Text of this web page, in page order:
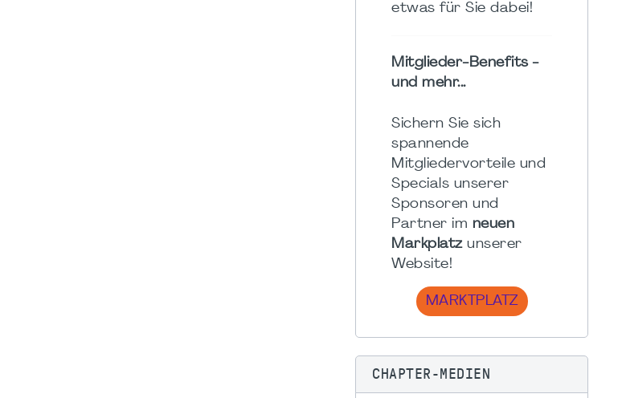
etwas für Sie dabei!
Mitglieder-Benefits -
und mehr...
Sichern Sie sich
spannende
Mitgliedervorteile und
Specials unserer
Sponsoren und
Partner im neuen
Markplatzunserer
Website!
MARKTPLATZ
CHAPTER-MEDIEN